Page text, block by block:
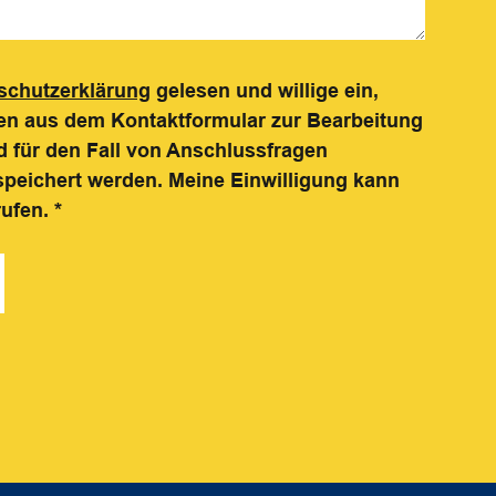
gelesen und willige ein,
aus dem Kontaktformular zur Bearbeitung
für den Fall von Anschlussfragen
werden. Meine Einwilligung kann
*